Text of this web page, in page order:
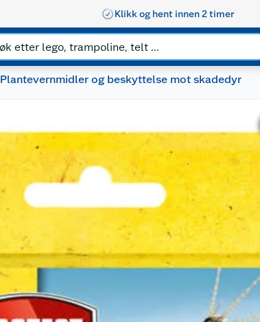
Klikk og hent innen 2 timer
Plantevernmidler og beskyttelse mot skadedyr